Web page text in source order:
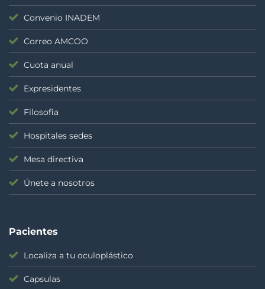
Convenio INADEM
Correo AMCOO
Cuota anual
Expresidentes
Filosofia
Hospitales sedes
Mesa directiva
Únete a nosotros
Pacientes
Localiza a tu oculoplástico
Capsulas